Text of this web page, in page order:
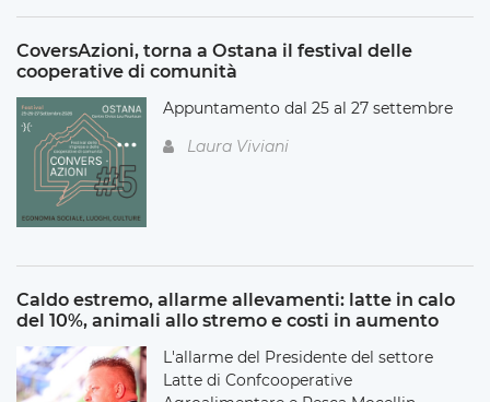
CoversAzioni, torna a Ostana il festival delle
cooperative di comunità
Appuntamento dal 25 al 27 settembre
Laura Viviani
Caldo estremo, allarme allevamenti: latte in calo
del 10%, animali allo stremo e costi in aumento
L'allarme del Presidente del settore
Latte di Confcooperative